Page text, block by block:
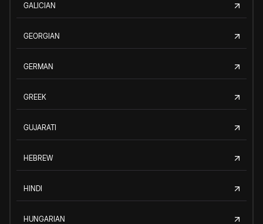
GALICIAN
GEORGIAN
GERMAN
GREEK
GUJARATI
HEBREW
HINDI
HUNGARIAN